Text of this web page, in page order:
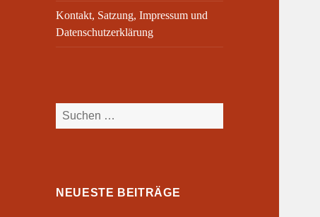
Kontakt, Satzung, Impressum und
Datenschutzerklärung
Suchen
nach:
NEUESTE BEITRÄGE